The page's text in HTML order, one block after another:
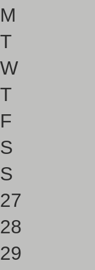
M
T
W
T
F
S
S
27
28
29